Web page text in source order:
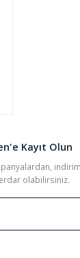
Kayıt Olun
olabilirsiniz.